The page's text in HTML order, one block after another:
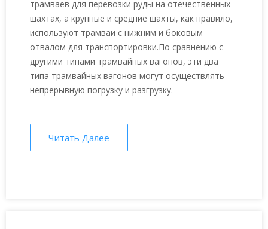
используются при
транспортировке угольных
шахт?
трамваев для перевозки руды на отечественных
шахтах, а крупные и средние шахты, как правило,
используют трамваи с нижним и боковым
отвалом для транспортировки.По сравнению с
другими типами трамвайных вагонов, эти два
типа трамвайных вагонов могут осуществлять
непрерывную погрузку и разгрузку.
Читать Далее